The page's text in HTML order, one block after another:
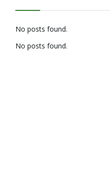
No posts found.
No posts found.